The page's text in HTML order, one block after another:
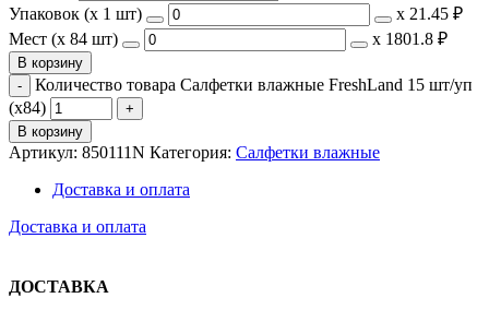
Упаковок (x 1 шт)
х 21.45 ₽
Мест (x 84 шт)
х 1801.8 ₽
В корзину
Количество товара Салфетки влажные FreshLand 15 шт/уп
(х84)
В корзину
Артикул: 850111N Категория: Салфетки влажные
Доставка и оплата
Доставка и оплата
ДОСТАВКА